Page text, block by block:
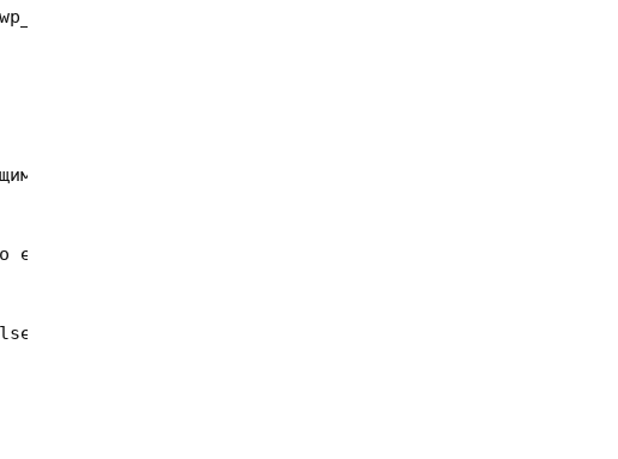
SET `new_comm` = '"
кол-вом = количество новых комментариев.